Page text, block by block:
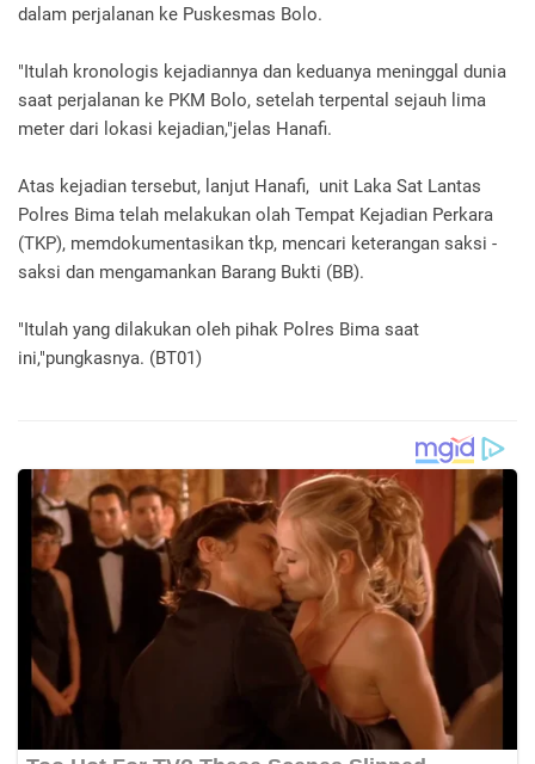
dalam perjalanan ke Puskesmas Bolo.
"Itulah kronologis kejadiannya dan keduanya meninggal dunia
saat perjalanan ke PKM Bolo, setelah terpental sejauh lima
meter dari lokasi kejadian,"jelas Hanafi.
Atas kejadian tersebut, lanjut Hanafi, unit Laka Sat Lantas
Polres Bima telah melakukan olah Tempat Kejadian Perkara
(TKP), memdokumentasikan tkp, mencari keterangan saksi -
saksi dan mengamankan Barang Bukti (BB).
"Itulah yang dilakukan oleh pihak Polres Bima saat
ini,"pungkasnya. (BT01)